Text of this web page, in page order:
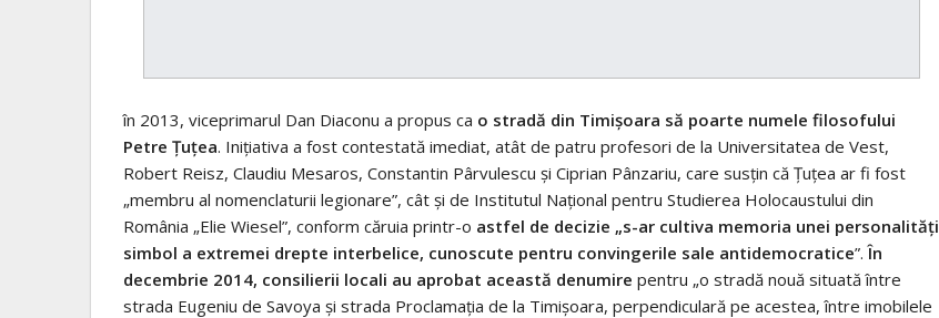
în 2013, viceprimarul Dan Diaconu a propus ca o stradă din Timișoara să poarte numele filosofului
Petre Țuțea. Inițiativa a fost contestată imediat, atât de patru profesori de la Universitatea de Vest,
Robert Reisz, Claudiu Mesaros, Constantin Pârvulescu și Ciprian Pânzariu, care susțin că Țuțea ar fi fost
„membru al nomenclaturii legionare”, cât și de Institutul Național pentru Studierea Holocaustului din
România „Elie Wiesel”, conform căruia printr-o astfel de decizie „s-ar cultiva memoria unei personalități
simbol a extremei drepte interbelice, cunoscute pentru convingerile sale antidemocratice”.În
decembrie 2014, consilierii locali au aprobat această denumire pentru „o stradă nouă situată între
strada Eugeniu de Savoya și strada Proclamația de la Timișoara, perpendiculară pe acestea, între imobilele